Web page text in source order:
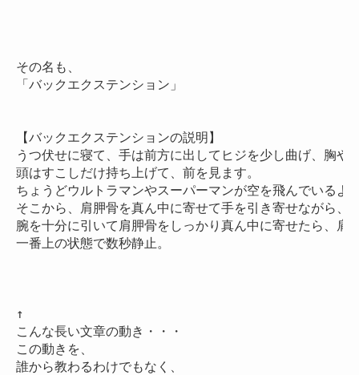
その名も、
「バックエクステンション」
【バックエクステンションの説明】
うつ伏せに寝て、手は前方に出してヒジを少し曲げ、胸や
頭はすこしだけ持ち上げて、前を見ます。
ちょうどウルトラマンやスーパーマンが空を飛んでいるよ
そこから、肩胛骨を真ん中に寄せて手を引き寄せながら
腕を十分に引いて肩胛骨をしっかり真ん中に寄せたら、
一番上の状態で数秒静止。
↑
こんな長い文章の動き・・・
この動きを、
誰から教わるわけでもなく、